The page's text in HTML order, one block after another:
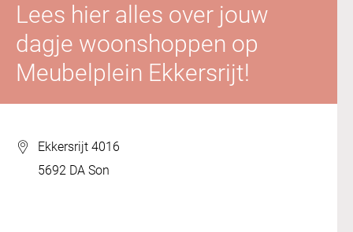
Lees hier alles over jouw
dagje woonshoppen op
Meubelplein Ekkersrijt!
Ekkersrijt 4016
5692 DA Son